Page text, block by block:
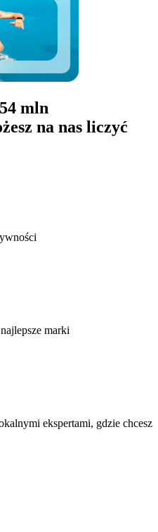
mln
na nas liczyć
marki
ekspertami, gdzie chcesz